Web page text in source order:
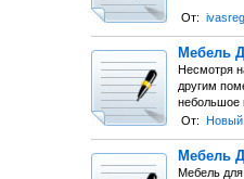
От:
Мебель
Несмотря
другим
небольшое
От: Новый
Мебель
Мебель для